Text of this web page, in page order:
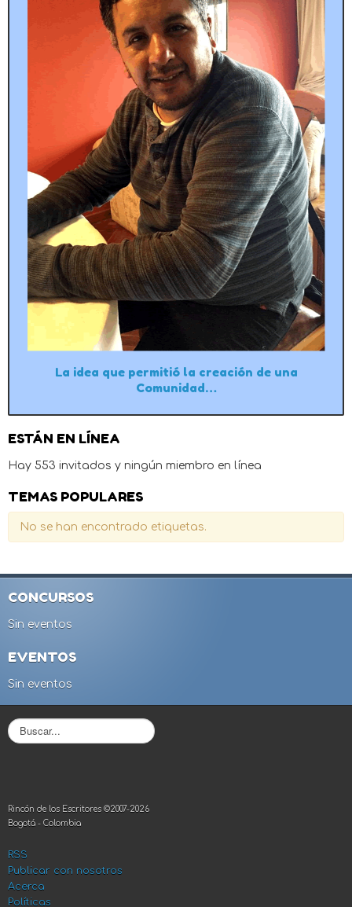
La idea que permitió la creación de una
Comunidad…
ESTÁN EN LÍNEA
Hay 553 invitados y ningún miembro en línea
TEMAS POPULARES
No se han encontrado etiquetas.
CONCURSOS
Sin eventos
EVENTOS
Sin eventos
B
u
r
.
.
Rincón de los Escritores ©2007-2026
Bogotá - Colombia
RSS
Publicar con nosotros
Acerca
Políticas